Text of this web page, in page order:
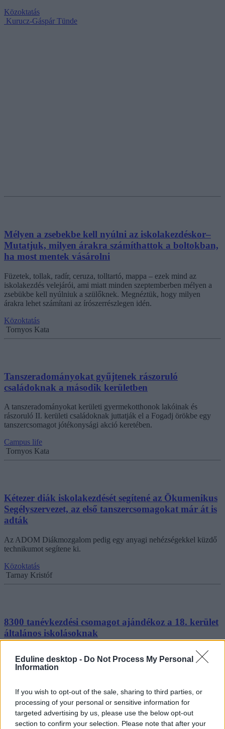
Eduline desktop - Do Not Process My Personal
Information
If you wish to opt-out of the sale, sharing to third parties, or
processing of your personal or sensitive information for
targeted advertising by us, please use the below opt-out
section to confirm your selection. Please note that after your
Közoktatás
Kurucz-Gáspár Tünde
Mélyen a zsebekbe kell nyúlni az iskolakezdéskor–
Mutatjuk, milyen árakra számíthattok a boltokban,
ha most mentek vásárolni
Füzetek, tollak, radír, ceruza, tolltartó, mappa – ezek mind az
iskolakezdés velejárói, ami miatt minden szeptemberben mélyen a
zsebükbe kell nyúlniuk a szülőknek. Megnéztük, hogy milyen
árakra lehet számítani az írószerrészlegen idén.
Közoktatás
Tornyos Kata
Tanszeradományokat gyűjtenek rászoruló
családoknak a második kerületben
A tanszeradományokat kerületi gyermekotthonok lakóinak és
rászoruló II. kerületi családoknak juttatják el a Fogadj örökbe egy
tanszercsomagot jótékonysági akció keretében.
Campus life
Tornyos Kata
Kétezer diák iskolakezdését segítené az Ökumenikus
Segélyszervezet, az első tanszercsomagokat már át is
adták
Az ADOM Diákmozgalom pedig egy anyagi nehézségekkel küzdő
technikumot segítene ki.
Közoktatás
Tarnay Kristóf
8300 tanévkezdési csomagot ajándékoz a 18. kerület
általános iskolásoknak
A tanszereket a diákok a tanév első napján, a kerület iskoláiban
vehetik át.
Tornyos Kata